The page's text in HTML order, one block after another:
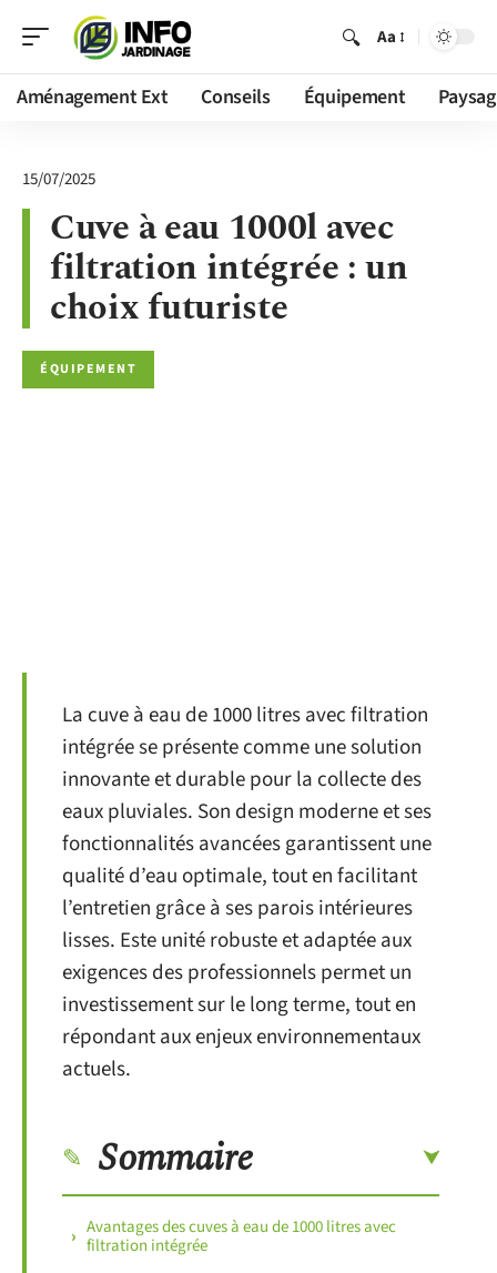
Aa
Aménagement Ext Conseils Équipement
15/07/2025
Cuve à eau 1000l avec
filtration intégrée : un
choix futuriste
ÉQUIPEMENT
La cuve à eau de 1000 litres avec filtration
intégrée se présente comme une solution
innovante et durable pour la collecte des
eaux pluviales. Son design moderne et ses
fonctionnalités avancées garantissent une
qualité d’eau optimale, tout en facilitant
l’entretien grâce à ses parois intérieures
lisses. Este unité robuste et adaptée aux
exigences des professionnels permet un
investissement sur le long terme, tout en
répondant aux enjeux environnementaux
actuels.
Sommaire
Avantages des cuves à eau de 1000 litres avec
filtration intégrée